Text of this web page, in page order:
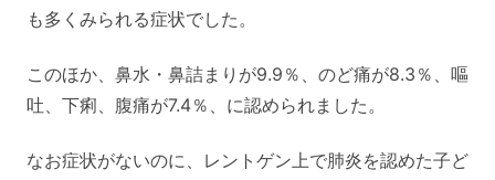
も多くみられる症状でした。
このほか、鼻水・鼻詰まりが9.9％、のど痛が8.3％、嘔
吐、下痢、腹痛が7.4％、に認められました。
なお症状がないのに、レントゲン上で肺炎を認めた子ど